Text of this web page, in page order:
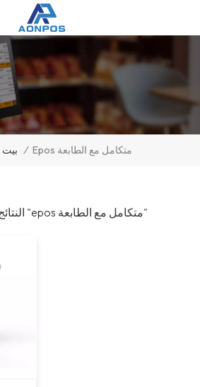
بيت / Epos متكامل مع الطابعة
1 النتائج التي تم العثور عليها ل "epos متكامل مع الطابعة"